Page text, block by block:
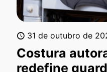
31 de outubro de
Costura
redefine